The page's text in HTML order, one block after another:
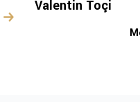
Valentin Toçi